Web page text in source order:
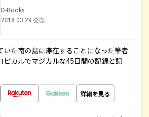
D-Books
2018.03.29 発売
いた南の島に滞在することになった筆者
ピカルでマジカルな45日間の記録と記
詳細を見る